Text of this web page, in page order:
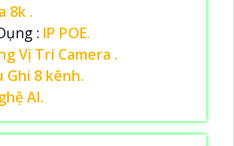
8k .
: IP POE.
Vị Trí Camera .
Ghi 8 kênh.
AI.